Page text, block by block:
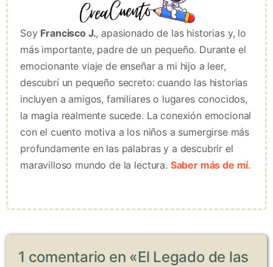
Soy Francisco J., apasionado de las historias y, lo
más importante, padre de un pequeño. Durante el
emocionante viaje de enseñar a mi hijo a leer,
descubrí un pequeño secreto: cuando las historias
incluyen a amigos, familiares o lugares conocidos,
la magia realmente sucede. La conexión emocional
con el cuento motiva a los niños a sumergirse más
profundamente en las palabras y a descubrir el
maravilloso mundo de la lectura. Saber más de mí.
1 comentario en «El Legado de las